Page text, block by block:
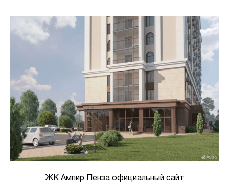
ЖК Ампир Пенза официальный сайт